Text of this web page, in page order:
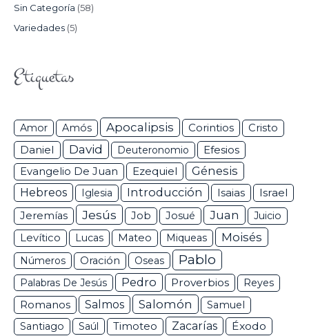
Sin Categoría (58)
Variedades (5)
Etiquetas
Amor Amós Apocalipsis Corintios Cristo
Daniel David Deuteronomio Efesios
Evangelio De Juan Ezequiel
Génesis
Hebreos
Iglesia Introducción Isaias Israel
Jeremías Jesús Job Josué Juan
Juicio
Levítico
Lucas Mateo Miqueas Moisés
Números Oración Oseas Pablo
Palabras De Jesús Pedro Proverbios Reyes
Romanos Salmos Salomón
Samuel
Santiago
Saúl Timoteo Zacarías Éxodo